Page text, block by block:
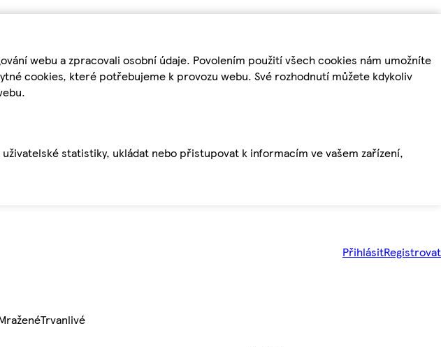
webu a zpracovali osobní údaje. Povolením použití všech cookies nám umožníte
cookies, které potřebujeme k provozu webu. Své rozhodnutí můžete kdykoliv
statistiky, ukládat nebo přistupovat k informacím ve vašem zařízení,
PřihlásitRegistrovat
Trvanlivé